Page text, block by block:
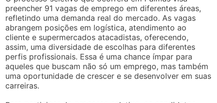
preencher 91 vagas de emprego em diferentes áreas,
refletindo uma demanda real do mercado. As vagas
abrangem posições em logística, atendimento ao
cliente e supermercados atacadistas, oferecendo,
assim, uma diversidade de escolhas para diferentes
perfis profissionais. Essa é uma chance ímpar para
aqueles que buscam não só um emprego, mas também
uma oportunidade de crescer e se desenvolver em suas
carreiras.